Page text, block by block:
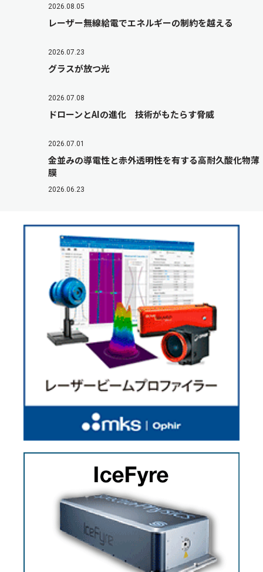
2026.08.05
レーザー無線給電でエネルギーの制約を越える
2026.07.23
グラスが放つ光
2026.07.08
ドローンとAIの進化 技術がもたらす脅威
2026.07.01
金並みの導電性と赤外透明性を有する高耐久酸化物薄
膜
2026.06.23